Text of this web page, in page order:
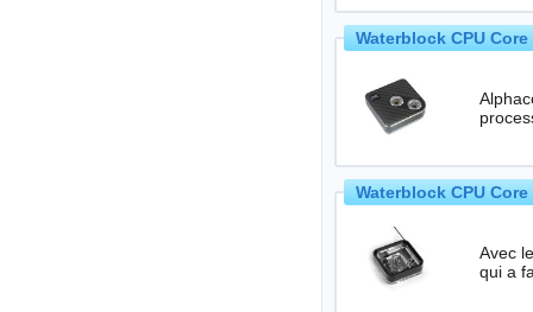
Waterblock CPU
Waterblock CPU
Avec
qui a